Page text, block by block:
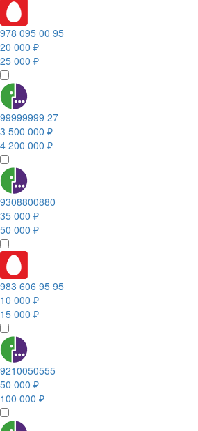
978 095 00 95
20 000 ₽
25 000 ₽
99999999 27
3 500 000 ₽
4 200 000 ₽
9308800880
35 000 ₽
50 000 ₽
983 606 95 95
10 000 ₽
15 000 ₽
9210050555
50 000 ₽
100 000 ₽